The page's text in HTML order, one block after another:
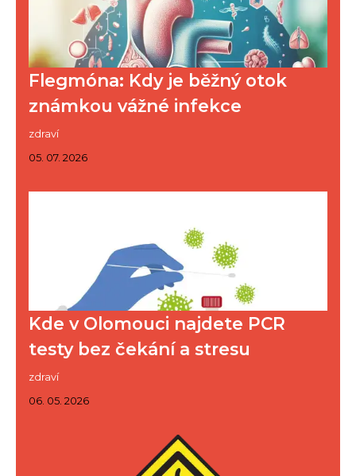
Flegmóna: Kdy je běžný otok
známkou vážné infekce
zdraví
05. 07. 2026
Kde v Olomouci najdete PCR
testy bez čekání a stresu
zdraví
06. 05. 2026